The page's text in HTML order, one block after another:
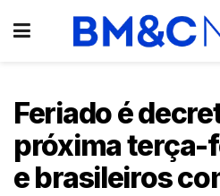
Feriado é
próxima terça-
e brasileiros